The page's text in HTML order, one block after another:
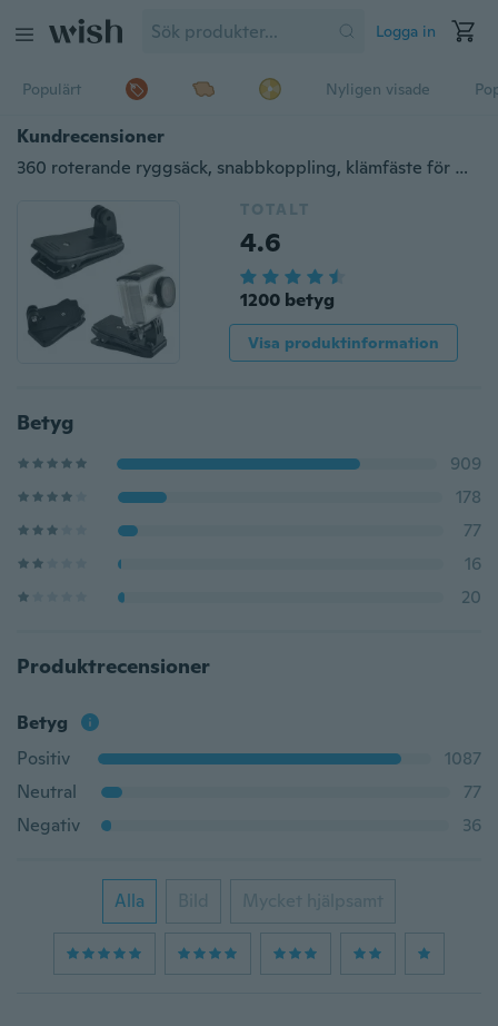
Logga in
Populärt Nyligen visade
Kundrecensioner
360 roterande ryggsäck, snabbkoppling, klämfäste för Hero 3+/4 SJ4000
TOTALT
4.6
1200 betyg
Visa produktinformation
Betyg
909
178
77
16
20
Produktrecensioner
Betyg
Positiv
1087
Neutral
77
Negativ
36
Alla Bild Mycket hjälpsamt